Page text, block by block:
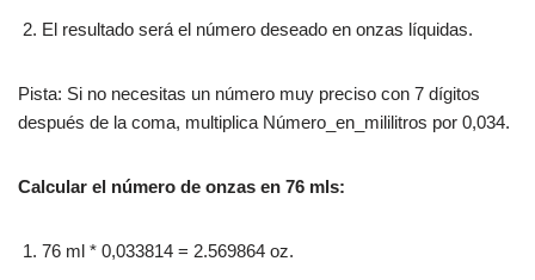
El resultado será el número deseado en onzas líquidas.
Pista: Si no necesitas un número muy preciso con 7 dígitos
después de la coma, multiplica Número_en_mililitros por 0,034.
Calcular el número de onzas en 76 mls:
76 ml * 0,033814 = 2.569864 oz.